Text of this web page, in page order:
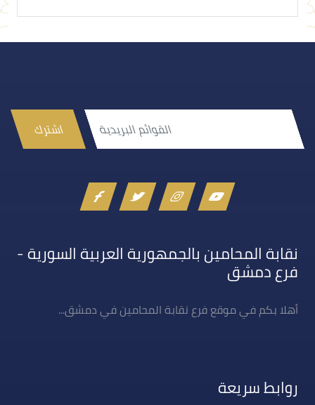
اشترك
نقابة المحامين بالجمهورية العربية السورية -
فرع دمشق
أهلا بكم في موقع فرع نقابة المحامين في دمشق...
روابط سريعة